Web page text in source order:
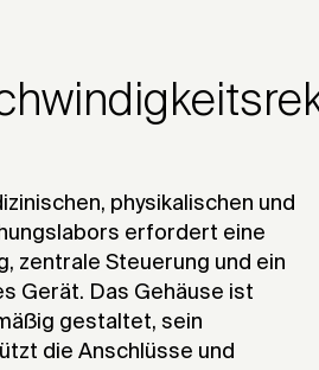
physikalischen und
erfordert eine
zentrale Steuerung und ein
Gerät. Das Gehäuse ist
gestaltet, sein
die Anschlüsse und